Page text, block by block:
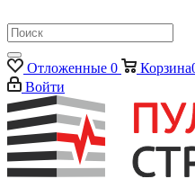
Отложенные 0 Корзина
Войти